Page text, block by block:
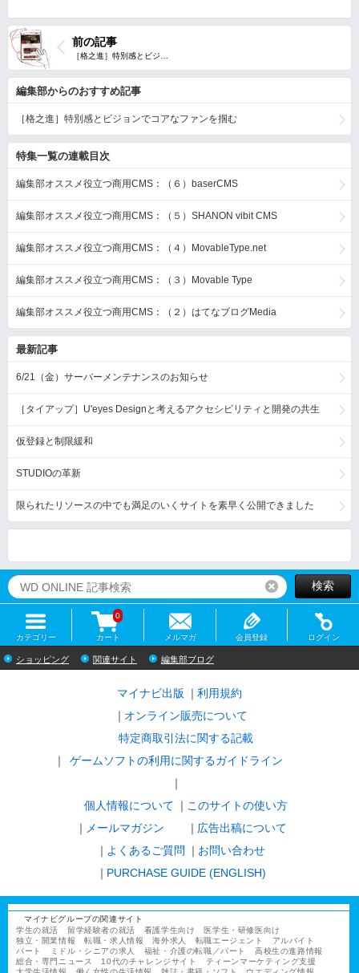
前の記事
編集部からのおすすめ記事
［格之進］特別感とビジョンでコアなファンを掴む
特集一覧の連載目次
編集部オススメ役立つ商用CMS：（６）baserCMS
編集部オススメ役立つ商用CMS：（５）SHANON vibit CMS
編集部オススメ役立つ商用CMS：（４）MovableType.net
編集部オススメ役立つ商用CMS：（３）Movable Type
編集部オススメ役立つ商用CMS：（２）はてなブログMedia
最新記事
6/21（金）サーバーメンテナンスのお知らせ
［タイアップ］U'eyes Designと考えるアクセシビリティと開発の共生
仮登録と制限緩和
STUDIOの革新
限られたリソースの中でも満足のいくサイトを素早く公開できました
リセット検索
カテゴリー カート
0
メルマガ 会員登録 ログイン
ショッピング 関連サイト 編集部ブログ
マイナビ出版
利用規約
オンライン販売について
特定商取引法に関する記載
ゲームソフトの利用に関するガイドライン
｜
個人情報について
このサイトの使い方
メールマガジン
広告出稿について
よくあるご質問
お問い合わせ
PURCHASE GUIDE (ENGLISH)
マイナビグループの関連サイト
学生の就活
留学経験者の就活 看護学生向け
医学生・研修医向け
独立・開業情報
転職・求人情報 海外求人 転職エージェント
アルバイト
パート
ミドル・シニアの求人 福祉・介護の転職／パート
高校生の進路情報
総合・専門ニュース
10代のチャレンジサイト
ティーンマーケティング支援